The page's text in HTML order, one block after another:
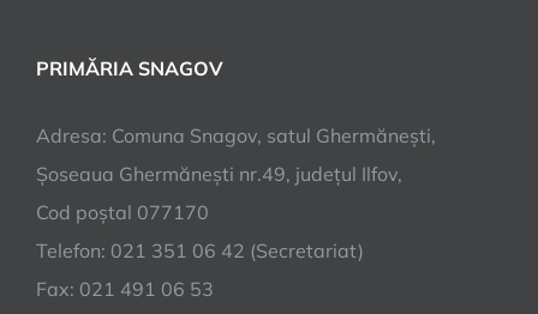
PRIMĂRIA SNAGOV
Adresa: Comuna Snagov, satul Ghermănești,
Șoseaua Ghermănești nr.49, județul Ilfov,
Cod poștal 077170
Telefon: 021 351 06 42 (Secretariat)
Fax: 021 491 06 53